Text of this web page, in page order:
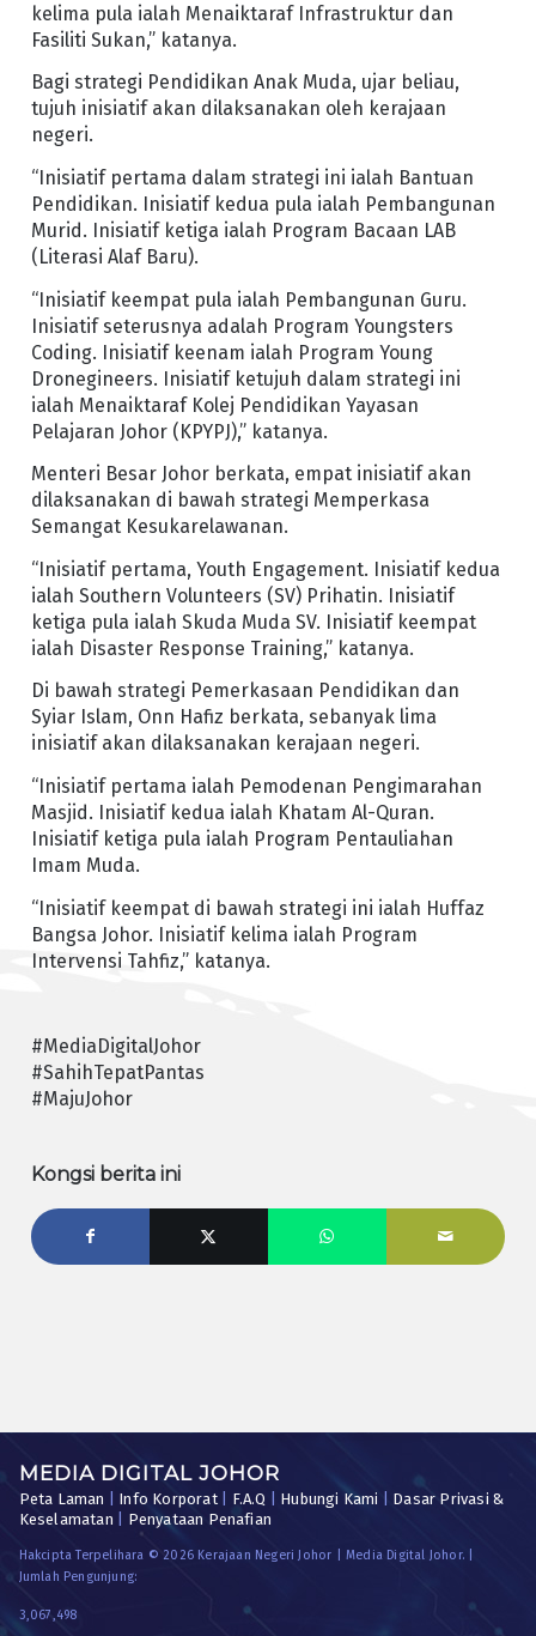
kelima pula ialah Menaiktaraf Infrastruktur dan
Fasiliti Sukan,” katanya.
Bagi strategi Pendidikan Anak Muda, ujar beliau,
tujuh inisiatif akan dilaksanakan oleh kerajaan
negeri.
“Inisiatif pertama dalam strategi ini ialah Bantuan
Pendidikan. Inisiatif kedua pula ialah Pembangunan
Murid. Inisiatif ketiga ialah Program Bacaan LAB
(Literasi Alaf Baru).
“Inisiatif keempat pula ialah Pembangunan Guru.
Inisiatif seterusnya adalah Program Youngsters
Coding. Inisiatif keenam ialah Program Young
Dronegineers. Inisiatif ketujuh dalam strategi ini
ialah Menaiktaraf Kolej Pendidikan Yayasan
Pelajaran Johor (KPYPJ),” katanya.
Menteri Besar Johor berkata, empat inisiatif akan
dilaksanakan di bawah strategi Memperkasa
Semangat Kesukarelawanan.
“Inisiatif pertama, Youth Engagement. Inisiatif kedua
ialah Southern Volunteers (SV) Prihatin. Inisiatif
ketiga pula ialah Skuda Muda SV. Inisiatif keempat
ialah Disaster Response Training,” katanya.
Di bawah strategi Pemerkasaan Pendidikan dan
Syiar Islam, Onn Hafiz berkata, sebanyak lima
inisiatif akan dilaksanakan kerajaan negeri.
“Inisiatif pertama ialah Pemodenan Pengimarahan
Masjid. Inisiatif kedua ialah Khatam Al-Quran.
Inisiatif ketiga pula ialah Program Pentauliahan
Imam Muda.
“Inisiatif keempat di bawah strategi ini ialah Huffaz
Bangsa Johor. Inisiatif kelima ialah Program
Intervensi Tahfiz,” katanya.
#MediaDigitalJohor
#SahihTepatPantas
#MajuJohor
Kongsi berita ini
MEDIA DIGITAL JOHOR
Peta Laman Info Korporat| F.A.Q Hubungi Kami
Dasar Privasi &
Keselamatan
Penyataan Penafian
Hakcipta Terpelihara © 2026 Kerajaan Negeri Johor | Media Digital Johor. |
Jumlah Pengunjung:
3,067,498